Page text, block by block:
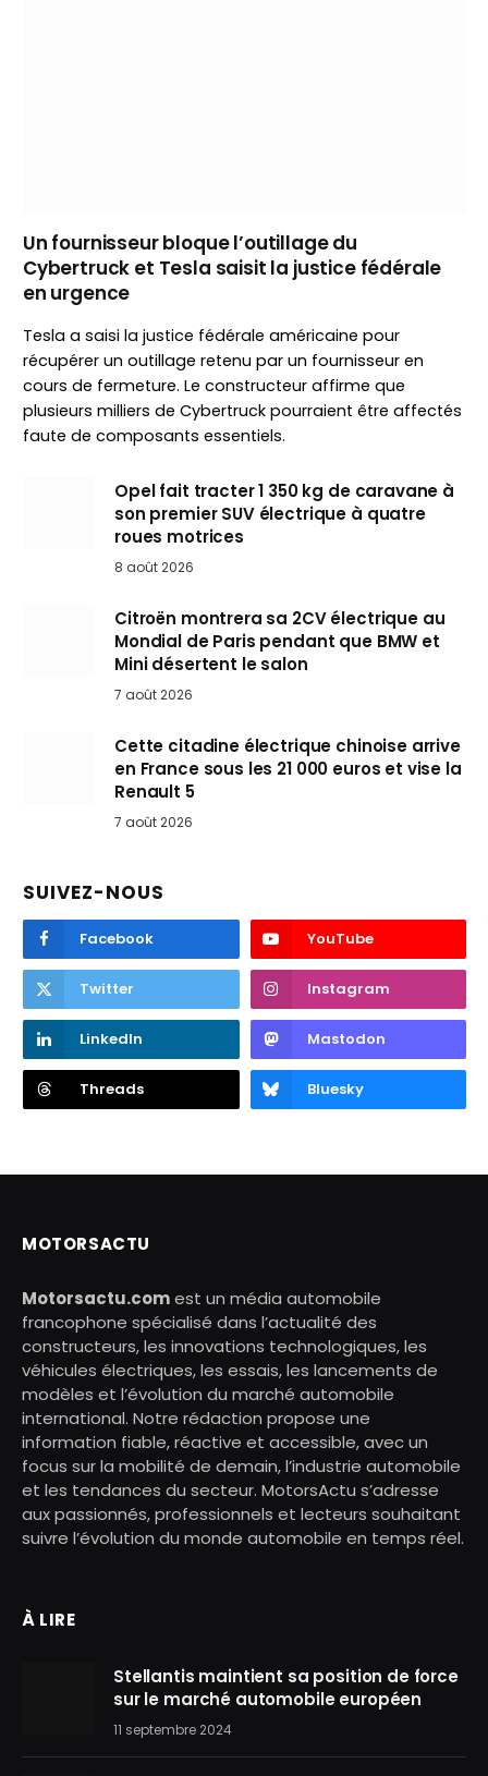
Un fournisseur bloque l’outillage du
Cybertruck et Tesla saisit la justice fédérale
en urgence
Tesla a saisi la justice fédérale américaine pour
récupérer un outillage retenu par un fournisseur en
cours de fermeture. Le constructeur affirme que
plusieurs milliers de Cybertruck pourraient être affectés
faute de composants essentiels.
Opel fait tracter 1 350 kg de caravane à
son premier SUV électrique à quatre
roues motrices
8 août 2026
Citroën montrera sa 2CV électrique au
Mondial de Paris pendant que BMW et
Mini désertent le salon
7 août 2026
Cette citadine électrique chinoise arrive
en France sous les 21 000 euros et vise la
Renault 5
7 août 2026
SUIVEZ-NOUS
Facebook YouTube
Twitter Instagram
LinkedIn Mastodon
Threads Bluesky
MOTORSACTU
Motorsactu.comest un média automobile
francophone spécialisé dans l’actualité des
constructeurs, les innovations technologiques, les
véhicules électriques, les essais, les lancements de
modèles et l’évolution du marché automobile
international. Notre rédaction propose une
information fiable, réactive et accessible, avec un
focus sur la mobilité de demain, l’industrie automobile
et les tendances du secteur. MotorsActu s’adresse
aux passionnés, professionnels et lecteurs souhaitant
suivre l’évolution du monde automobile en temps réel.
À LIRE
Stellantis maintient sa position de force
sur le marché automobile européen
11 septembre 2024